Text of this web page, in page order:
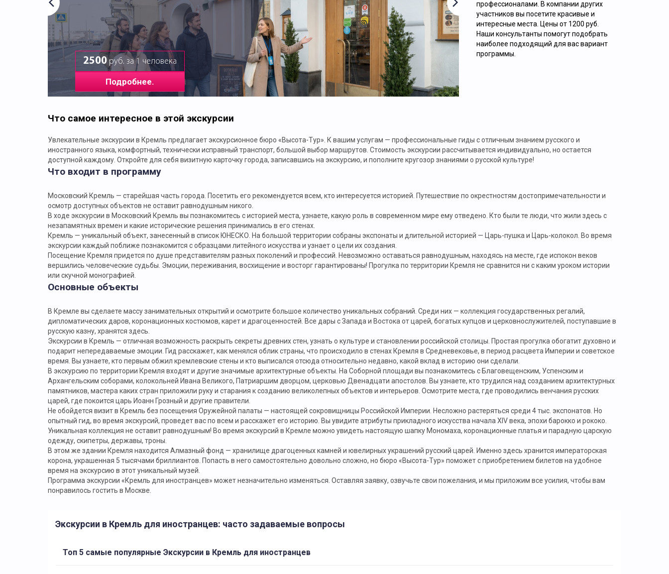
2500руб. за 1 человека
Подробнее.
профессионалами. В компании других
участников вы посетите красивые и
интересные места. Цены от 1200 руб.
Наши консультанты помогут подобрать
наиболее подходящий для вас вариант
программы.
Что самое интересное в этой экскурсии
Увлекательные экскурсии в Кремль предлагает экскурсионное бюро «Высота-Тур». К вашим услугам — профессиональные гиды с отличным знанием русского и
иностранного языка, комфортный, технически исправный транспорт, большой выбор маршрутов. Стоимость экскурсии рассчитывается индивидуально, но остается
доступной каждому. Откройте для себя визитную карточку города, записавшись на экскурсию, и пополните кругозор знаниями о русской культуре!
Что входит в программу
Московский Кремль — старейшая часть города. Посетить его рекомендуется всем, кто интересуется историей. Путешествие по окрестностям достопримечательности и
осмотр доступных объектов не оставит равнодушным никого.
В ходе экскурсии в Московский Кремль вы познакомитесь с историей места, узнаете, какую роль в современном мире ему отведено. Кто были те люди, что жили здесь с
незапамятных времен и какие исторические решения принимались в его стенах.
Кремль — уникальный объект, занесенный в список ЮНЕСКО. На большой территории собраны экспонаты и длительной историей — Царь-пушка и Царь-колокол. Во время
экскурсии каждый поближе познакомится с образцами литейного искусства и узнает о цели их создания.
Посещение Кремля придется по душе представителям разных поколений и профессий. Невозможно оставаться равнодушным, находясь на месте, где испокон веков
вершились человеческие судьбы. Эмоции, переживания, восхищение и восторг гарантированы! Прогулка по территории Кремля не сравнится ни с каким уроком истории
или скучной монографией.
Основные объекты
В Кремле вы сделаете массу занимательных открытий и осмотрите большое количество уникальных собраний. Среди них — коллекция государственных регалий,
дипломатических даров, коронационных костюмов, карет и драгоценностей. Все дары с Запада и Востока от царей, богатых купцов и церковнослужителей, поступавшие в
русскую казну, хранятся здесь.
Экскурсии в Кремль — отличная возможность раскрыть секреты древних стен, узнать о культуре и становлении российской столицы. Простая прогулка обогатит духовно и
подарит непередаваемые эмоции. Гид расскажет, как менялся облик страны, что происходило в стенах Кремля в Средневековье, в период расцвета Империи и советское
время. Вы узнаете, кто первым обжил кремлевские стены и кто выписался отсюда относительно недавно, какой вклад в историю они сделали.
В экскурсию по территории Кремля входят и другие значимые архитектурные объекты. На Соборной площади вы познакомитесь с Благовещенским, Успенским и
Архангельским соборами, колокольней Ивана Великого, Патриаршим дворцом, церковью Двенадцати апостолов. Вы узнаете, кто трудился над созданием архитектурных
памятников, мастера каких стран приложили руку и старания к созданию великолепных объектов и интерьеров. Осмотрите места, где проводились венчания русских
царей, где покоится царь Иоанн Грозный и другие правители.
Не обойдется визит в Кремль без посещения Оружейной палаты — настоящей сокровищницы Российской Империи. Несложно растеряться среди 4 тыс. экспонатов. Но
опытный гид, во время экскурсий, проведет вас по всем и расскажет его историю. Вы увидите атрибуты прикладного искусства начала XIV века, эпохи барокко и рококо.
Уникальная коллекция не оставит равнодушным! Во время экскурсий в Кремле можно увидеть настоящую шапку Мономаха, коронационные платья и парадную царскую
одежду, скипетры, державы, троны.
В этом же здании Кремля находится Алмазный фонд — хранилище драгоценных камней и ювелирных украшений русский царей. Именно здесь хранится императорская
корона, украшенная 5 тысячами бриллиантов. Попасть в него самостоятельно довольно сложно, но бюро «Высота-Тур» поможет с приобретением билетов на удобное
время на экскурсию в этот уникальный музей.
Программа экскурсии «Кремль для иностранцев» может незначительно изменяться. Оставляя заявку, озвучьте свои пожелания, и мы приложим все усилия, чтобы вам
понравилось гостить в Москве.
Экскурсии в Кремль для иностранцев: часто задаваемые вопросы
Топ 5 самые популярные Экскурсии в Кремль для иностранцев